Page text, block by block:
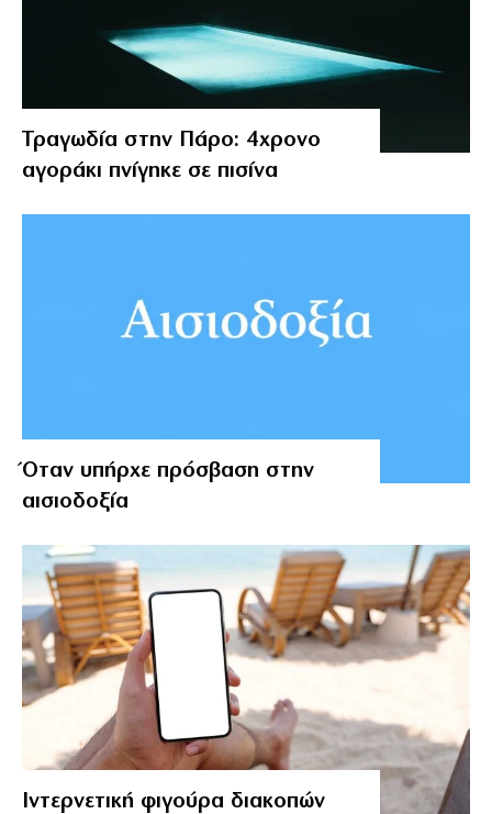
Τραγωδία στην Πάρο: 4χρονο
αγοράκι πνίγηκε σε πισίνα
Όταν υπήρχε πρόσβαση στην
αισιοδοξία
Ιντερνετική φιγούρα διακοπών